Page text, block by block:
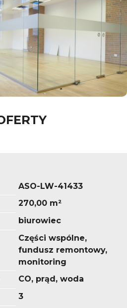
ASO-LW-41433
270,00 m²
biurowiec
Części wspólne,
fundusz remontowy,
monitoring
CO, prąd, woda
3